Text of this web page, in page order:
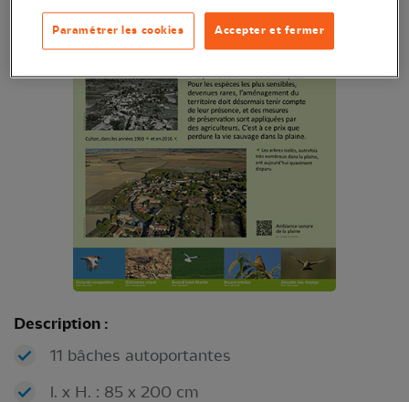
Description :
11 bâches autoportantes
l. x H. : 85 x 200 cm
Accepter et fermer
Paramétrer les cookies